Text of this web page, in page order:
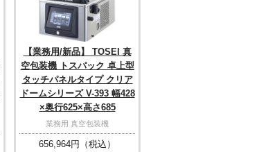
【業務用/新品】 TOSEI 真
空包装機 トスパック 卓上型
タッチパネルタイプ クリア
ドームシリーズ V-393 幅428
×奥行625×高さ685
業務用 真空包装機
656,964円（税込）